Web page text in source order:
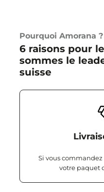
Pourquoi Amorana ?
6 raisons pour
sommes le
suisse
Si vous commandez
votre paquet